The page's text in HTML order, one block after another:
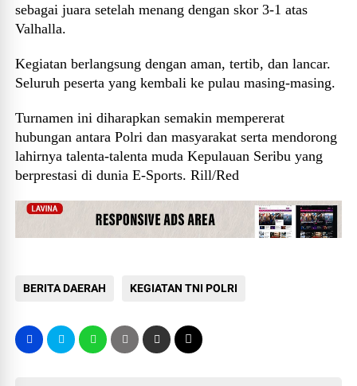
sebagai juara setelah menang dengan skor 3-1 atas
Valhalla.
Kegiatan berlangsung dengan aman, tertib, dan lancar.
Seluruh peserta yang kembali ke pulau masing-masing.
Turnamen ini diharapkan semakin mempererat
hubungan antara Polri dan masyarakat serta mendorong
lahirnya talenta-talenta muda Kepulauan Seribu yang
berprestasi di dunia E-Sports. Rill/Red
BERITA DAERAH KEGIATAN TNI POLRI